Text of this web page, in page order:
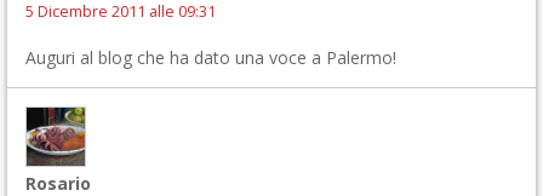
5 Dicembre 2011 alle 09:31
Auguri al blog che ha dato una voce a Palermo!
Rosario